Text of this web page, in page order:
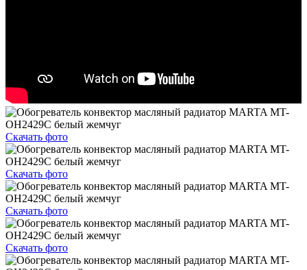
Скачать фото
Скачать фото
Скачать фото
Скачать фото